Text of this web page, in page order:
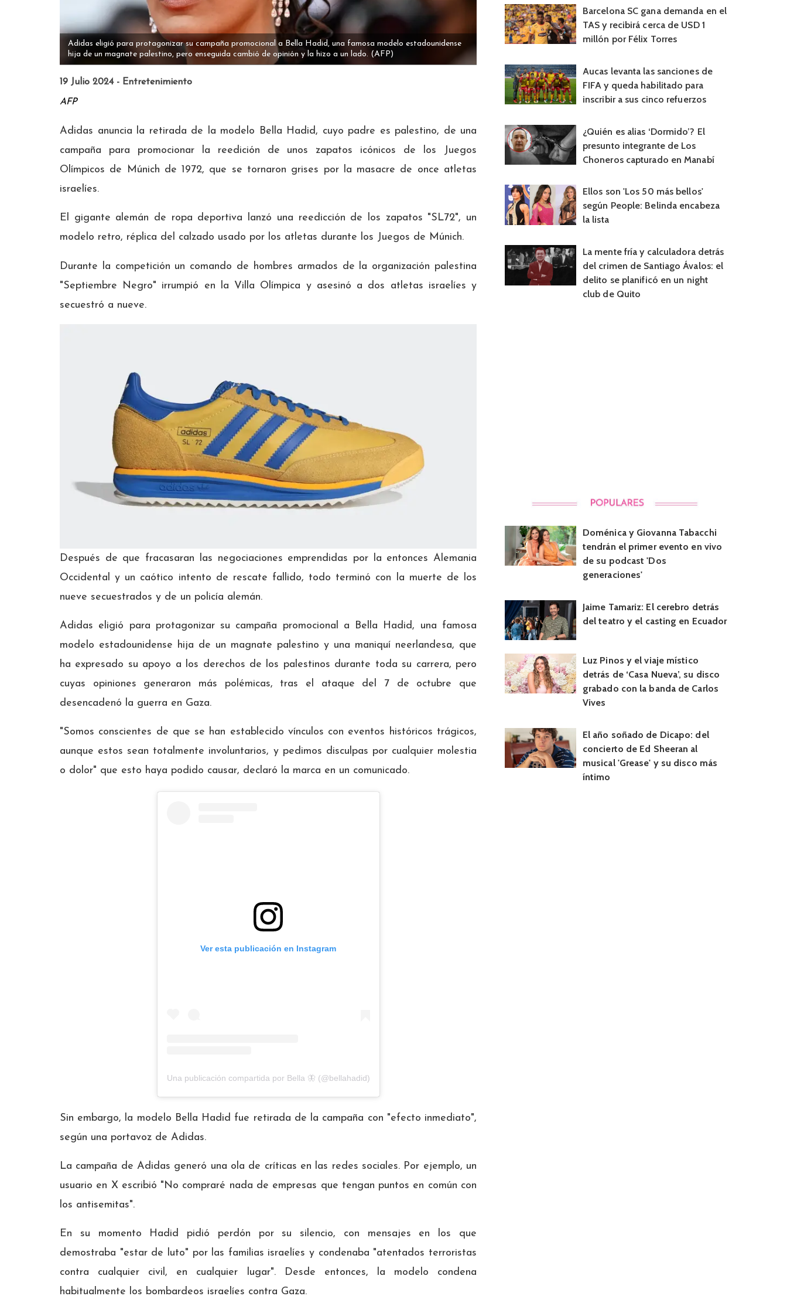
Adidas eligió para protagonizar su campaña promocional a Bella Hadid, una famosa modelo estadounidense
hija de un magnate palestino, pero enseguida cambió de opinión y la hizo a un lado. (AFP)
19 Julio 2024 - Entretenimiento
AFP
Adidas anuncia la retirada de la modelo Bella Hadid, cuyo padre es palestino, de una
campaña para promocionar la reedición de unos zapatos icónicos de los Juegos
Olímpicos de Múnich de 1972, que se tornaron grises por la masacre de once atletas
israelíes.
El gigante alemán de ropa deportiva lanzó una reedicción de los zapatos "SL72", un
modelo retro, réplica del calzado usado por los atletas durante los Juegos de Múnich.
Durante la competición un comando de hombres armados de la organización palestina
"Septiembre Negro" irrumpió en la Villa Olímpica y asesinó a dos atletas israelíes y
secuestró a nueve.
Después de que fracasaran las negociaciones emprendidas por la entonces Alemania
Occidental y un caótico intento de rescate fallido, todo terminó con la muerte de los
nueve secuestrados y de un policía alemán.
Adidas eligió para protagonizar su campaña promocional a Bella Hadid, una famosa
modelo estadounidense hija de un magnate palestino y una maniquí neerlandesa, que
ha expresado su apoyo a los derechos de los palestinos durante toda su carrera, pero
cuyas opiniones generaron más polémicas, tras el ataque del 7 de octubre que
desencadenó la guerra en Gaza.
"Somos conscientes de que se han establecido vínculos con eventos históricos trágicos,
aunque estos sean totalmente involuntarios, y pedimos disculpas por cualquier molestia
o dolor" que esto haya podido causar, declaró la marca en un comunicado.
Ver esta publicación en Instagram
Una publicación compartida por Bella 🦋 (@bellahadid)
Sin embargo, la modelo Bella Hadid fue retirada de la campaña con "efecto inmediato",
según una portavoz de Adidas.
La campaña de Adidas generó una ola de críticas en las redes sociales. Por ejemplo, un
usuario en X escribió "No compraré nada de empresas que tengan puntos en común con
los antisemitas".
En su momento Hadid pidió perdón por su silencio, con mensajes en los que
demostraba "estar de luto" por las familias israelíes y condenaba "atentados terroristas
contra cualquier civil, en cualquier lugar". Desde entonces, la modelo condena
habitualmente los bombardeos israelíes contra Gaza.
Barcelona SC gana demanda en el
TAS y recibirá cerca de USD 1
millón por Félix Torres
Aucas levanta las sanciones de
FIFA y queda habilitado para
inscribir a sus cinco refuerzos
¿Quién es alias ‘Dormido’? El
presunto integrante de Los
Choneros capturado en Manabí
Ellos son 'Los 50 más bellos'
según People: Belinda encabeza
la lista
La mente fría y calculadora detrás
del crimen de Santiago Ávalos: el
delito se planificó en un night
club de Quito
Doménica y Giovanna Tabacchi
tendrán el primer evento en vivo
de su podcast 'Dos
generaciones'
Jaime Tamariz: El cerebro detrás
del teatro y el casting en Ecuador
Luz Pinos y el viaje místico
detrás de ‘Casa Nueva’, su disco
grabado con la banda de Carlos
Vives
El año soñado de Dicapo: del
concierto de Ed Sheeran al
musical 'Grease' y su disco más
íntimo